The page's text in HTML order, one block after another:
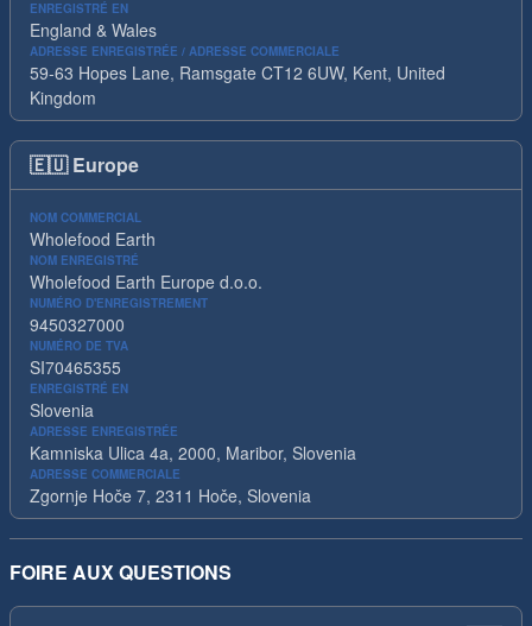
ENREGISTRÉ EN
England & Wales
ADRESSE ENREGISTRÉE / ADRESSE COMMERCIALE
59-63 Hopes Lane, Ramsgate CT12 6UW, Kent, United
Kingdom
🇪🇺 Europe
NOM COMMERCIAL
Wholefood Earth
NOM ENREGISTRÉ
Wholefood Earth Europe d.o.o.
NUMÉRO D'ENREGISTREMENT
9450327000
NUMÉRO DE TVA
SI70465355
ENREGISTRÉ EN
Slovenia
ADRESSE ENREGISTRÉE
Kamniska Ulica 4a, 2000, Maribor, Slovenia
ADRESSE COMMERCIALE
Zgornje Hoče 7, 2311 Hoče, Slovenia
FOIRE AUX QUESTIONS